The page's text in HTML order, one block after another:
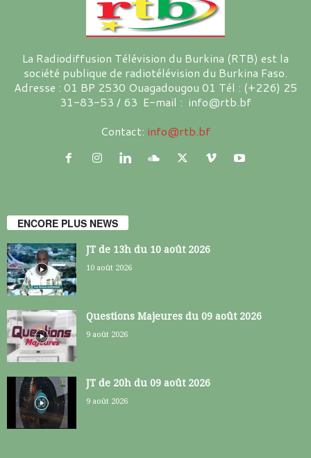
La Radiodiffusion Télévision du Burkina (RTB) est la
société publique de radiotélévision du Burkina Faso.
Adresse : 01 BP 2530 Ouagadougou 01 Tél : (+226) 25
31-83-53 / 63 E-mail : info@rtb.bf
Contact: info@rtb.bf
ENCORE PLUS NEWS
JT de 13h du 10 août 2026
10 août 2026
Questions Majeures du 09 août 2026
9 août 2026
JT de 20h du 09 août 2026
9 août 2026